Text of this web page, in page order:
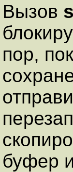
Вызов
пор,
буфер